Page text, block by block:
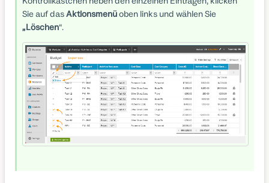
Sie auf dasAktionsmenüoben links und wählen Sie
„Löschen“.